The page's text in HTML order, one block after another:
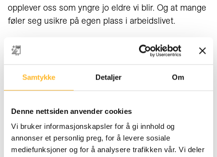
Samtykke Detaljer Om
Denne nettsiden anvender cookies
Vi bruker informasjonskapsler for å gi innhold og
annonser et personlig preg, for å levere sosiale
mediefunksjoner og for å analysere trafikken vår. Vi deler
opplever oss som yngre jo eldre vi blir. Og at mange
føler seg usikre på egen plass i arbeidslivet.
samtalen: «Jo eldre vi blir, jo yngre føler vi oss –
samtidig som mange opplever usikkerhet om de
fortsatt hører til».
fortsatt preger arbeidslivet. «Aldring er ingen
sykdom. Det er en helt naturlig prosess – noe
svekkes, men noe blir også bedre», sier hun.